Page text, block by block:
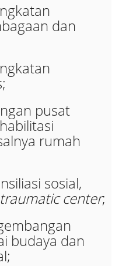
dan
pusat
rumah
sosial,
traumatic center;
budaya dan